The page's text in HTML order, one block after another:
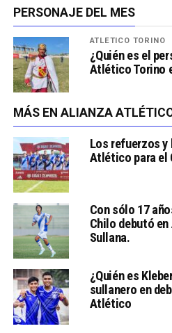
PERSONAJE DEL MES
ATLÉTICO TORINO
¿Quién es el
Atlético Torino
MÁS EN ALIANZA
Los refuerzos y
Atlético para el
Con sólo 17
Chilo debutó
Sullana.
¿Quién es
sullanero en
Atlético